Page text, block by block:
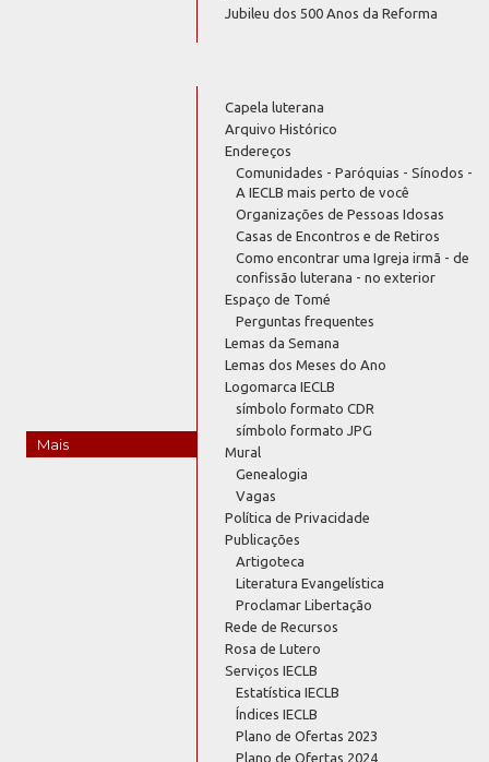
Jubileu dos 500 Anos da Reforma
Mais
Capela luterana
Arquivo Histórico
Endereços
Comunidades - Paróquias - Sínodos -
A IECLB mais perto de você
Organizações de Pessoas Idosas
Casas de Encontros e de Retiros
Como encontrar uma Igreja irmã - de
confissão luterana - no exterior
Espaço de Tomé
Perguntas frequentes
Lemas da Semana
Lemas dos Meses do Ano
Logomarca IECLB
símbolo formato CDR
símbolo formato JPG
Mural
Genealogia
Vagas
Política de Privacidade
Publicações
Artigoteca
Literatura Evangelística
Proclamar Libertação
Rede de Recursos
Rosa de Lutero
Serviços IECLB
Estatística IECLB
Índices IECLB
Plano de Ofertas 2023
Plano de Ofertas 2024